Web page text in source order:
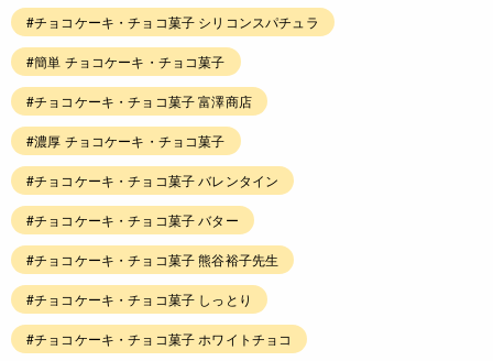
#チョコケーキ・チョコ菓子 シリコンスパチュラ
#簡単 チョコケーキ・チョコ菓子
#チョコケーキ・チョコ菓子 富澤商店
#濃厚 チョコケーキ・チョコ菓子
#チョコケーキ・チョコ菓子 バレンタイン
#チョコケーキ・チョコ菓子 バター
#チョコケーキ・チョコ菓子 熊谷裕子先生
#チョコケーキ・チョコ菓子 しっとり
#チョコケーキ・チョコ菓子 ホワイトチョコ